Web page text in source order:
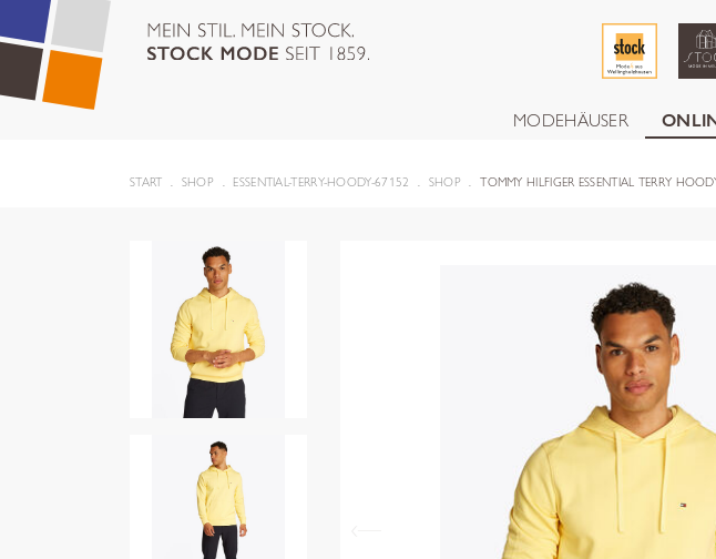
MODEHÄUSER
START SHOP ESSENTIAL-TERRY-HOODY-67152 SHOP TOMMY HILFIGER ESSENTIAL TERRY